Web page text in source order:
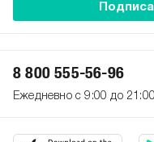
8 800 555-56-96
Ежедневно с 9:00 до